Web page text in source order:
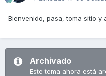
Bienvenido, pasa, toma sitio y
Archivado
Este tema ahora está